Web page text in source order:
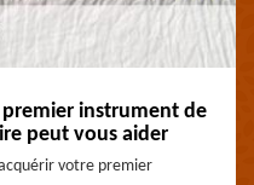
instrument de
peut vous aider
votre premier